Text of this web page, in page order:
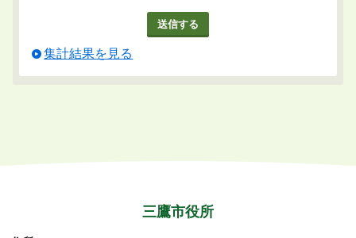
集計結果を見る
三鷹市役所